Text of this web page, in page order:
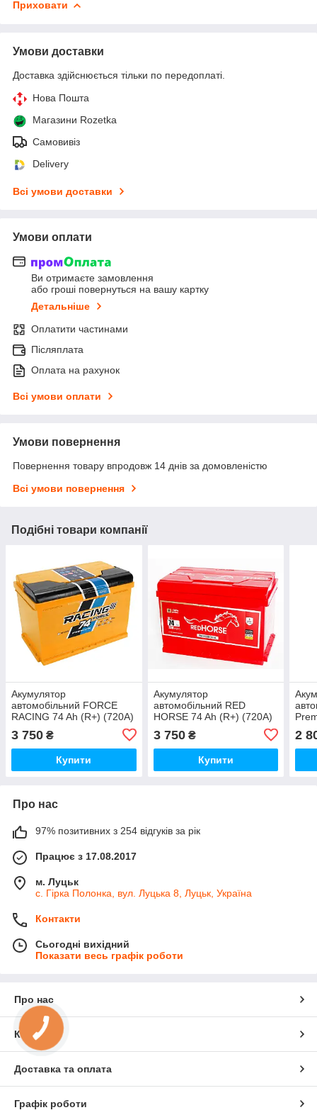
Приховати
Умови доставки
Доставка здійснюється тільки по передоплаті.
Нова Пошта
Магазини Rozetka
Самовивіз
Delivery
Всі умови доставки
Умови оплати
Ви отримаєте замовлення
або гроші повернуться на вашу картку
Детальніше
Оплатити частинами
Післяплата
Оплата на рахунок
Всі умови оплати
Умови повернення
Повернення товару впродовж 14 днів за домовленістю
Всі умови повернення
Подібні товари компанії
Акумулятор
автомобільний FORCE
RACING 74 Ah (R+) (720А)
3 750 ₴
Купити
Акумулятор
автомобільний RED
HORSE 74 Ah (R+) (720А)
3 750₴
Купити
2
Про нас
97% позитивних з 254 відгуків за рік
Працює з 17.08.2017
м. Луцьк
с. Гірка Полонка, вул. Луцька 8, Луцьк, Україна
Контакти
Сьогодні вихідний
Показати весь графік роботи
Про нас
Контакти
Доставка та оплата
Графік роботи